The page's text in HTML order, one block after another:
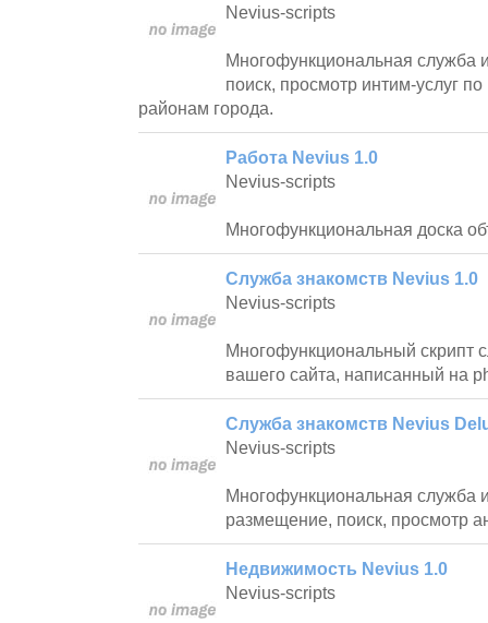
Nevius-scripts
Многофункциональная служба
поиск, просмотр интим-услуг
районам города.
Работа Nevius 1.0
Nevius-scripts
Многофункциональная доска
Служба знакомств Nevius 1.0
Nevius-scripts
Многофункциональный скрипт
вашего сайта, написанный на
Служба знакомств Nevius
Nevius-scripts
Многофункциональная служба
размещение, поиск, просмотр
Недвижимость Nevius 1.0
Nevius-scripts